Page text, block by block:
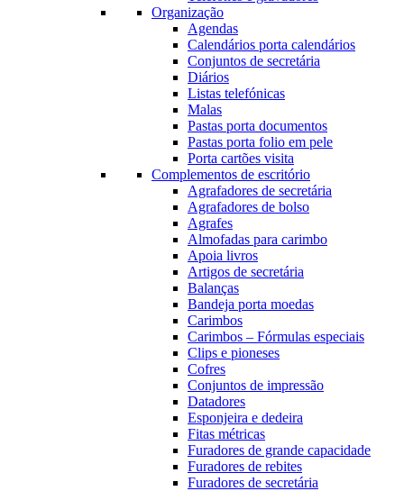
Organização
Agendas
Calendários porta calendários
Conjuntos de secretária
Diários
Listas telefónicas
Malas
Pastas porta documentos
Pastas porta folio em pele
Porta cartões visita
Complementos de escritório
Agrafadores de secretária
Agrafadores de bolso
Agrafes
Almofadas para carimbo
Apoia livros
Artigos de secretária
Balanças
Bandeja porta moedas
Carimbos
Carimbos – Fórmulas especiais
Clips e pioneses
Cofres
Conjuntos de impressão
Datadores
Esponjeira e dedeira
Fitas métricas
Furadores de grande capacidade
Furadores de rebites
Furadores de secretária